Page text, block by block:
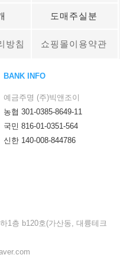
도매주실분
방침 쇼핑몰이용약관
BANK INFO
예금주명 (주)빅앤조이
농협 301-0385-8649-11
국민 816-01-0351-564
신한 140-008-844786
1층 b120호(가산동, 대륭테크